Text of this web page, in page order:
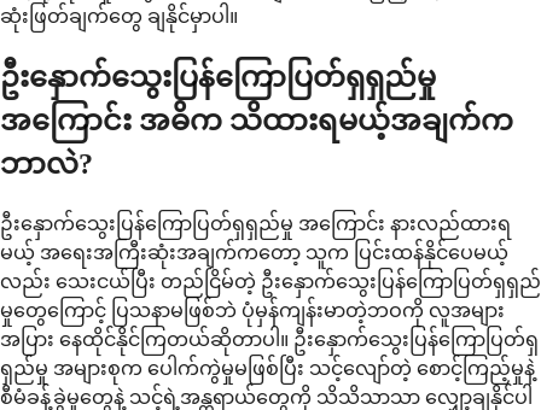
ဆုံးဖြတ်ချက်တွေ ချနိုင်မှာပါ။
ဦးနှောက်သွေးပြန်ကြောပြတ်ရှရှည်မှု
အကြောင်း အဓိက သိထားရမယ့်အချက်က
ဘာလဲ?
ဦးနှောက်သွေးပြန်ကြောပြတ်ရှရှည်မှု အကြောင်း နားလည်ထားရ
မယ့် အရေးအကြီးဆုံးအချက်ကတော့ သူက ပြင်းထန်နိုင်ပေမယ့်
လည်း သေးငယ်ပြီး တည်ငြိမ်တဲ့ ဦးနှောက်သွေးပြန်ကြောပြတ်ရှရှည်
မှုတွေကြောင့် ပြသနာမဖြစ်ဘဲ ပုံမှန်ကျန်းမာတဲ့ဘဝကို လူအများ
အပြား နေထိုင်နိုင်ကြတယ်ဆိုတာပါ။ ဦးနှောက်သွေးပြန်ကြောပြတ်ရှ
ရှည်မှု အများစုက ပေါက်ကွဲမှုမဖြစ်ပြီး သင့်လျော်တဲ့ စောင့်ကြည့်မှုနဲ့
စီမံခန့်ခွဲမှုတွေနဲ့ သင့်ရဲ့အန္တရာယ်တွေကို သိသိသာသာ လျှော့ချနိုင်ပါ